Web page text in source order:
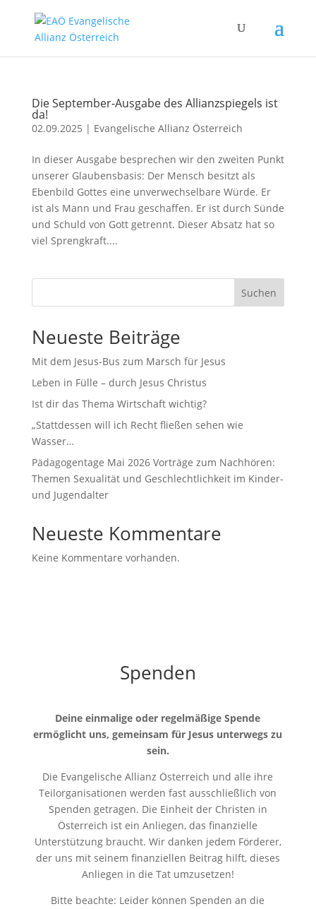
Die September-Ausgabe des Allianzspiegels ist
da!
02.09.2025 | Evangelische Allianz Österreich
In dieser Ausgabe besprechen wir den zweiten Punkt
unserer Glaubensbasis: Der Mensch besitzt als
Ebenbild Gottes eine unverwechselbare Würde. Er
ist als Mann und Frau geschaffen. Er ist durch Sünde
und Schuld von Gott getrennt. Dieser Absatz hat so
viel Sprengkraft....
Suchen
Neueste Beiträge
Mit dem Jesus-Bus zum Marsch für Jesus
Leben in Fülle – durch Jesus Christus
Ist dir das Thema Wirtschaft wichtig?
„Stattdessen will ich Recht fließen sehen wie
Wasser…
Pädagogentage Mai 2026 Vorträge zum Nachhören:
Themen Sexualität und Geschlechtlichkeit im Kinder-
und Jugendalter
Neueste Kommentare
Keine Kommentare vorhanden.
Spenden
Deine einmalige oder regelmäßige Spende
ermöglicht uns, gemeinsam für Jesus unterwegs zu
sein.
Die Evangelische Allianz Österreich und alle ihre
Teilorganisationen werden fast ausschließlich von
Spenden getragen. Die Einheit der Christen in
Österreich ist ein Anliegen, das finanzielle
Unterstützung braucht. Wir danken jedem Förderer,
der uns mit seinem finanziellen Beitrag hilft, dieses
Anliegen in die Tat umzusetzen!
Bitte beachte: Leider können Spenden an die